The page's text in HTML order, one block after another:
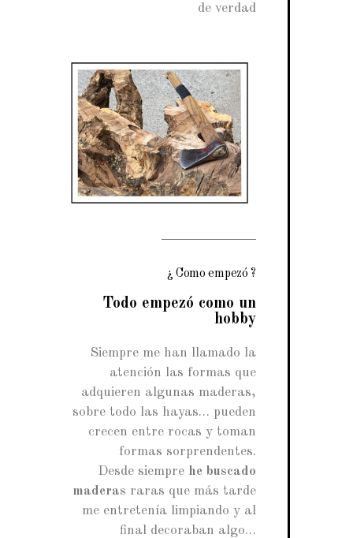
de verdad
¿ Como empezó ?
Todo empezó como un
hobby
Siempre me han llamado la
atención las formas que
adquieren algunas maderas,
sobre todo las hayas… pueden
crecen entre rocas y toman
formas sorprendentes.
Desde siempre he buscado
maderas raras que más tarde
me entretenía limpiando y al
final decoraban algo…